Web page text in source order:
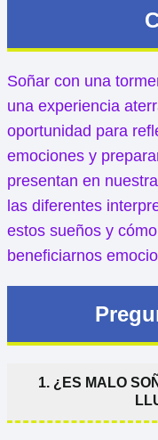
Soñar con una
una experiencia
oportunidad para
emociones y
presentan en
las diferentes
estos sueños y
beneficiarnos
1. ¿ES MALO